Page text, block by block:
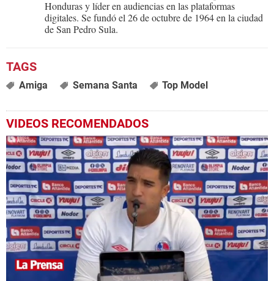
Honduras y líder en audiencias en las plataformas
digitales. Se fundó el 26 de octubre de 1964 en la ciudad
de San Pedro Sula.
Amiga Semana Santa Top Model
VIDEOS RECOMENDADOS